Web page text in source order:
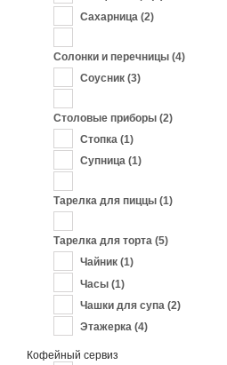
Сахарница (2)
Солонки и перечницы (4)
Соусник (3)
Столовые приборы (2)
Стопка (1)
Супница (1)
Тарелка для пиццы (1)
Тарелка для торта (5)
Чайник (1)
Часы (1)
Чашки для супа (2)
Этажерка (4)
Кофейный сервиз